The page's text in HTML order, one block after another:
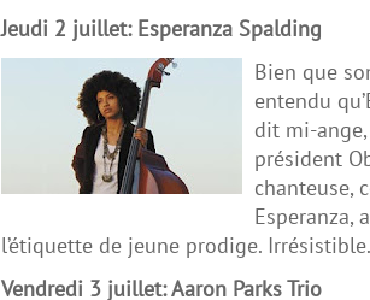
Jeudi 2 juillet: Esperanza Spalding
Bien que
entendu
dit mi-
président
chanteuse,
Esperanza,
l’étiquette de jeune prodige.
Vendredi 3 juillet: Aaron Parks Trio